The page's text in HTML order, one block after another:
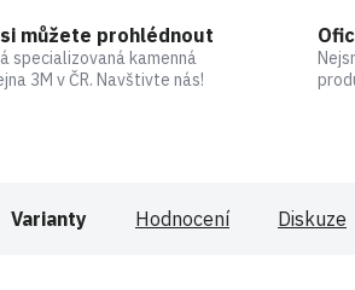
můžete prohlédnout
specializovaná kamenná
3M v ČR. Navštivte nás!
Varianty Hodnocení Diskuze